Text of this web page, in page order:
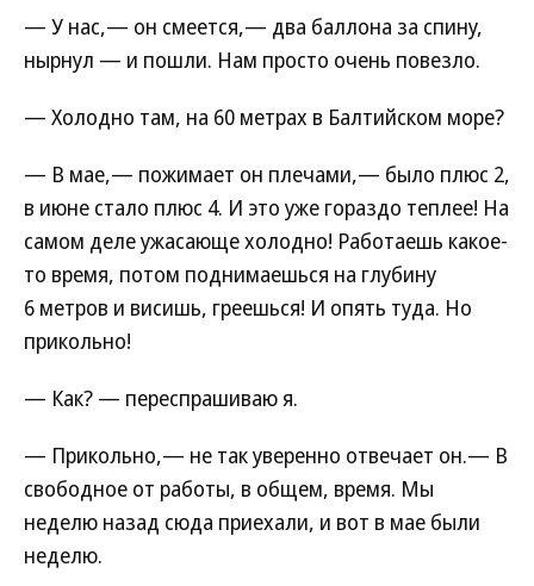
— У нас,— он смеется,— два баллона за спину,
нырнул — и пошли. Нам просто очень повезло.
— Холодно там, на 60 метрах в Балтийском море?
— В мае,— пожимает он плечами,— было плюс 2,
в июне стало плюс 4. И это уже гораздо теплее! На
самом деле ужасающе холодно! Работаешь какое-
то время, потом поднимаешься на глубину
6 метров и висишь, греешься! И опять туда. Но
прикольно!
— Как? — переспрашиваю я.
— Прикольно,— не так уверенно отвечает он.— В
свободное от работы, в общем, время. Мы
неделю назад сюда приехали, и вот в мае были
неделю.